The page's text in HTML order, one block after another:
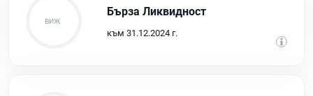
Бърза Ликвидност
към 31.12.2024 г.